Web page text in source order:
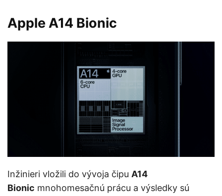
Apple A14 Bionic
Inžinieri vložili do vývoja čipu A14
Bionic mnohomesačnú prácu a výsledky sú